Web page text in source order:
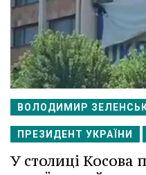
ВОЛОДИМИР
ПРЕЗИДЕНТ УКРАЇНИ
У столиці Косова